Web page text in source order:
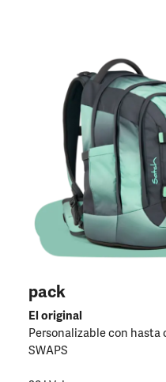
pack
El original
Personalizable con hasta
SWAPS